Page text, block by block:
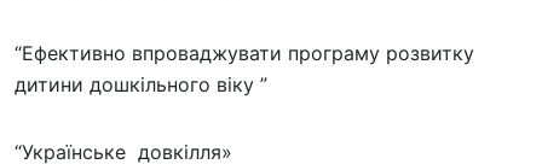
“Ефективно впроваджувати програму розвитку
дитини дошкільного віку ”
“Українське довкілля»